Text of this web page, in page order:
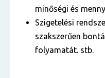
minőségi és
Szigetelési
szakszerűen
folyamatát. stb.